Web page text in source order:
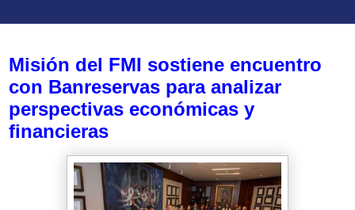
Misión del FMI sostiene encuentro
con Banreservas para analizar
perspectivas económicas y
financieras